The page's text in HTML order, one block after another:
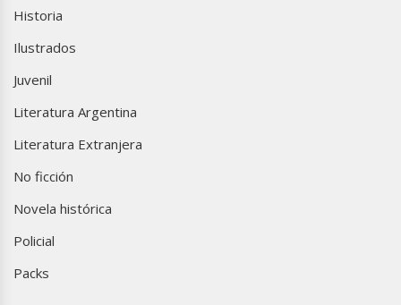
Historia
Ilustrados
Juvenil
Literatura Argentina
Literatura Extranjera
No ficción
Novela histórica
Policial
Packs